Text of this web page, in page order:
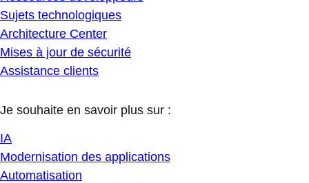
Sujets technologiques
Architecture Center
Mises à jour de sécurité
Assistance clients
Je souhaite en savoir plus sur :
IA
Modernisation des applications
Automatisation